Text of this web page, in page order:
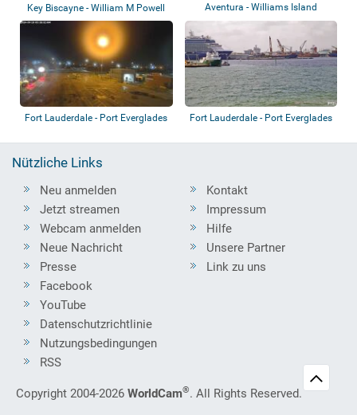
Key Biscayne - William M Powell
Bridge
Aventura - Williams Island
Marina
Fort Lauderdale - Port Everglades
Fort Lauderdale - Port Everglades
Nützliche Links
Neu anmelden
Jetzt streamen
Webcam anmelden
Neue Nachricht
Presse
Kontakt
Impressum
Hilfe
Unsere Partner
Link zu uns
Facebook
YouTube
Datenschutzrichtlinie
Nutzungsbedingungen
RSS
Copyright 2004-2026 WorldCam®. All Rights Reserved.